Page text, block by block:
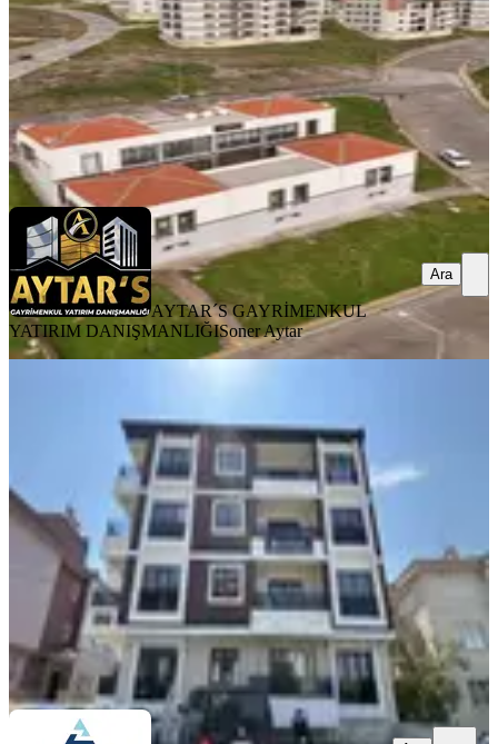
21.000 ₺
AYTAR´S GAYRİMENKUL YATIRIM DANIŞMANLIĞI
Aytar
Ara
AYTAR´S GAYRİMENKUL
YATIRIM DANIŞMANLIĞISoner Aytar
Ara
Yakını 1+1 Kiralık Daire&ofis
Balıkesir, Altıeylül
2 Oda·41 m²·4. Kat·02.07.2026
19.500 ₺
Zenith Real EstateSerhat Eryılmaz
Ara